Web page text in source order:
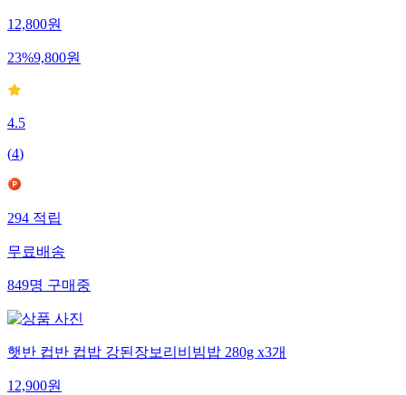
12,800원
23%9,800원
4.5
(4)
294 적립
무료배송
849명 구매중
햇반 컵반 컵밥 강된장보리비빔밥 280g x3개
12,900원